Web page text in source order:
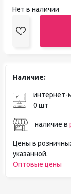
Нет в наличии
Наличие:
интернет-
0 шт
наличие в
Цены в
указанной.
Оптовые цены